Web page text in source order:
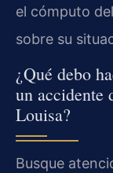
el cómputo
sobre su
¿Qué debo
un accidente
Louisa?
Busque